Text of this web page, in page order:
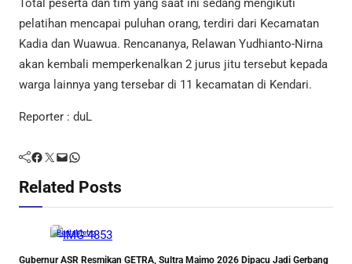
pelatihan mencapai puluhan orang, terdiri dari Kecamatan
Kadia dan Wuawua. Rencananya, Relawan Yudhianto-Nirna
akan kembali memperkenalkan 2 jurus jitu tersebut kepada
warga lainnya yang tersebar di 11 kecamatan di Kendari.
Reporter : duL
Facebook Twitter Mail WhatsApp
Related Posts
BeritaMetro
Gubernur ASR Resmikan GETRA, Sultra Maimo 2026 Dipacu Jadi Gerbang